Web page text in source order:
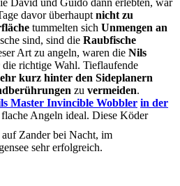
davor überhaupt nicht zu
tummelten sich Unmengen an
sind, sind die Raubfische
Art zu angeln, waren die Nils
die richtige Wahl. Tieflaufende
kurz hinter den Sideplanern
zu vermeiden.
Master Invincible Wobbler in der
flache Angeln ideal. Diese Köder